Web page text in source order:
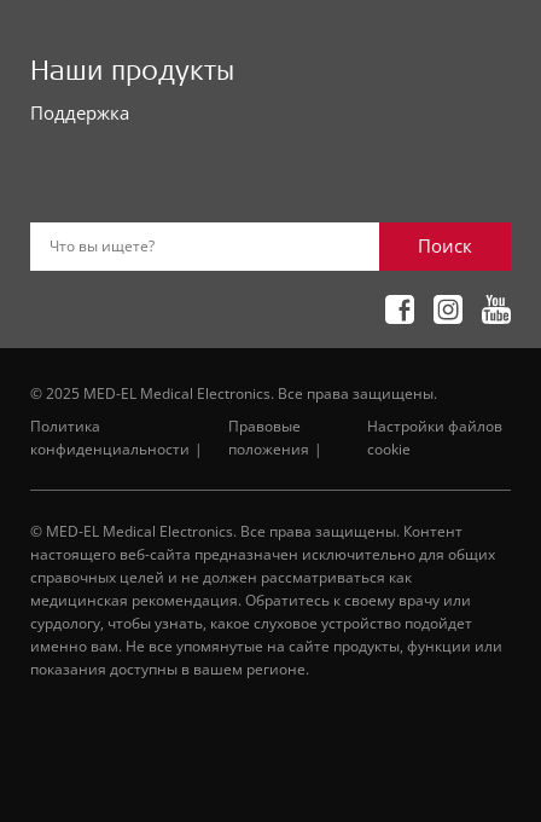
Наши продукты
Поддержка
Что вы ищете? Поиск
© 2025 MED-EL Medical Electronics. Все права защищены.
Политика
конфиденциальности
Правовые
положения
Настройки файлов
cookie
© MED-EL Medical Electronics. Все права защищены. Контент
настоящего веб-сайта предназначен исключительно для общих
справочных целей и не должен рассматриваться как
медицинская рекомендация. Обратитесь к своему врачу или
сурдологу, чтобы узнать, какое слуховое устройство подойдет
именно вам. Не все упомянутые на сайте продукты, функции или
показания доступны в вашем регионе.